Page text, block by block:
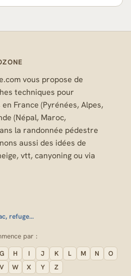
vous propose de
techniques pour
France (Pyrénées, Alpes,
(Népal, Maroc,
la randonnée pédestre
aussi des idées de
vtt, canyoning ou via
refuge…
par :
G H I J K L M N
O
V W X Y Z